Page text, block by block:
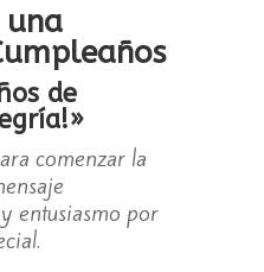
una
de
comenzar la
entusiasmo por